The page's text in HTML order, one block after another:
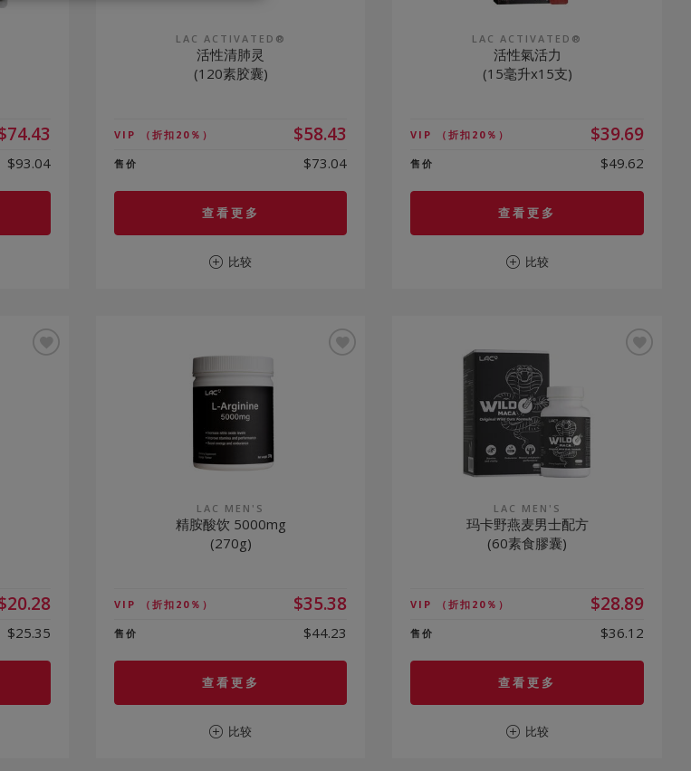
$93.04
LAC ACTIVATED®
活性清肺灵
(120素胶囊)
VIP （折扣20％） $58.43
售价 $73.04
查看更多
比较
LAC ACTIVATED®
活性氣活力
(15毫升x15支)
VIP （折扣20％） $39.69
售价 $49.62
查看更多
比较
$25.35
LAC MEN'S
精胺酸饮 5000mg
(270g)
VIP （折扣20％） $35.38
售价 $44.23
查看更多
比较
LAC MEN'S
玛卡野燕麦男士配方
(60素食膠囊)
VIP （折扣20％） $28.89
售价 $36.12
查看更多
比较